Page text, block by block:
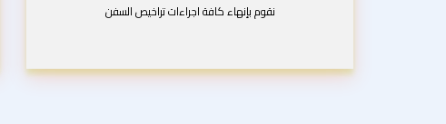
نقوم بإنهاء كافة اجراءات تراخيص السفن